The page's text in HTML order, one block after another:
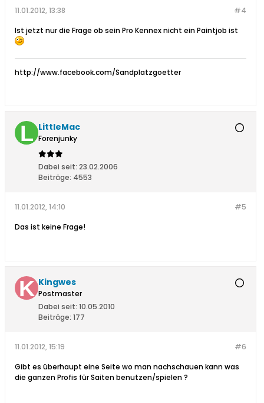
#4
11.01.2012, 13:38
Ist jetzt nur die Frage ob sein Pro Kennex nicht ein Paintjob ist
http://www.facebook.com/Sandplatzgoetter
LittleMac
Forenjunky
Dabei seit: 23.02.2006
Beiträge: 4553
#5
11.01.2012, 14:10
Das ist keine Frage!
Kingwes
Postmaster
Dabei seit: 10.05.2010
Beiträge: 177
#6
11.01.2012, 15:19
Gibt es überhaupt eine Seite wo man nachschauen kann was
die ganzen Profis für Saiten benutzen/spielen ?